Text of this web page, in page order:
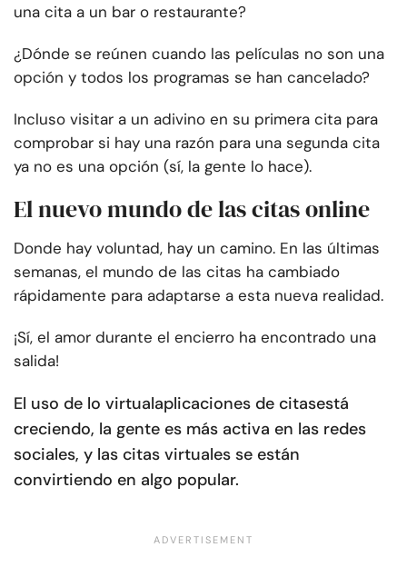
una cita a un bar o restaurante?
¿Dónde se reúnen cuando las películas no son una
opción y todos los programas se han cancelado?
Incluso visitar a un adivino en su primera cita para
comprobar si hay una razón para una segunda cita
ya no es una opción (sí, la gente lo hace).
El nuevo mundo de las citas online
Donde hay voluntad, hay un camino. En las últimas
semanas, el mundo de las citas ha cambiado
rápidamente para adaptarse a esta nueva realidad.
¡Sí, el amor durante el encierro ha encontrado una
salida!
El uso de lo virtualaplicaciones de citasestá
creciendo, la gente es más activa en las redes
sociales, y las citas virtuales se están
convirtiendo en algo popular.